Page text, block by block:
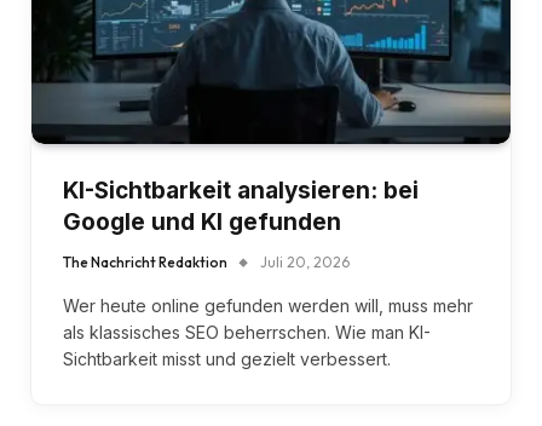
KI-Sichtbarkeit analysieren: bei
Google und KI gefunden
The Nachricht Redaktion Juli 20, 2026
Wer heute online gefunden werden will, muss mehr
als klassisches SEO beherrschen. Wie man KI-
Sichtbarkeit misst und gezielt verbessert.